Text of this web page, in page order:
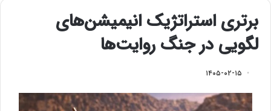
برتری استراتژیک انیمیشن‌های
لگویی در جنگ روایت‌ها
۱۴۰۵-۰۲-۱۵